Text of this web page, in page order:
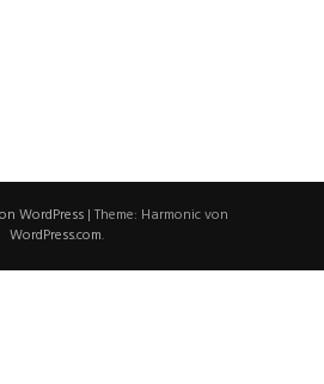
WordPress | Theme: Harmonic von
WordPress.com.